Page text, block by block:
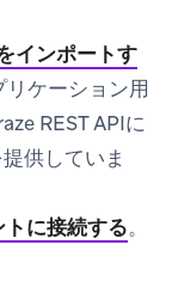
インポートす
ケーション用
REST APIに
供していま
に接続する。